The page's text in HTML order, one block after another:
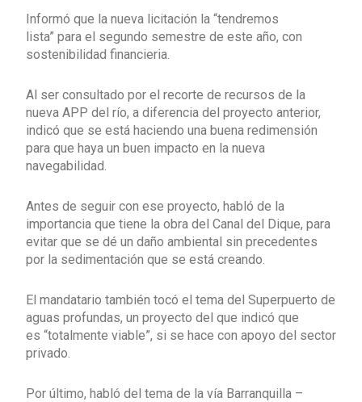
Informó que la nueva licitación la “tendremos
lista” para el segundo semestre de este año, con
sostenibilidad financieria.
Al ser consultado por el recorte de recursos de la
nueva APP del río, a diferencia del proyecto anterior,
indicó que se está haciendo una buena redimensión
para que haya un buen impacto en la nueva
navegabilidad.
Antes de seguir con ese proyecto, habló de la
importancia que tiene la obra del Canal del Dique, para
evitar que se dé un daño ambiental sin precedentes
por la sedimentación que se está creando.
El mandatario también tocó el tema del Superpuerto de
aguas profundas, un proyecto del que indicó que
es “totalmente viable”, si se hace con apoyo del sector
privado.
Por último, habló del tema de la vía Barranquilla –